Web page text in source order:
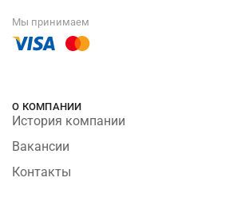
Мы принимаем
О КОМПАНИИ
История компании
Вакансии
Контакты